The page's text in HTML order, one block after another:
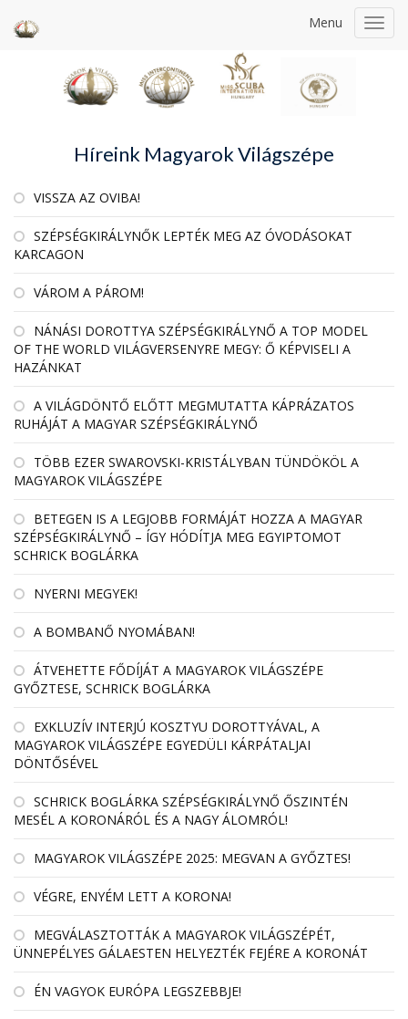
Menu
Híreink Magyarok Világszépe
VISSZA AZ OVIBA!
SZÉPSÉGKIRÁLYNŐK LEPTÉK MEG AZ ÓVODÁSOKAT
KARCAGON
VÁROM A PÁROM!
NÁNÁSI DOROTTYA SZÉPSÉGKIRÁLYNŐ A TOP MODEL
OF THE WORLD VILÁGVERSENYRE MEGY: Ő KÉPVISELI A
HAZÁNKAT
A VILÁGDÖNTŐ ELŐTT MEGMUTATTA KÁPRÁZATOS
RUHÁJÁT A MAGYAR SZÉPSÉGKIRÁLYNŐ
TÖBB EZER SWAROVSKI-KRISTÁLYBAN TÜNDÖKÖL A
MAGYAROK VILÁGSZÉPE
BETEGEN IS A LEGJOBB FORMÁJÁT HOZZA A MAGYAR
SZÉPSÉGKIRÁLYNŐ – ÍGY HÓDÍTJA MEG EGYIPTOMOT
SCHRICK BOGLÁRKA
NYERNI MEGYEK!
A BOMBANŐ NYOMÁBAN!
ÁTVEHETTE FŐDÍJÁT A MAGYAROK VILÁGSZÉPE
GYŐZTESE, SCHRICK BOGLÁRKA
EXKLUZÍV INTERJÚ KOSZTYU DOROTTYÁVAL, A
MAGYAROK VILÁGSZÉPE EGYEDÜLI KÁRPÁTALJAI
DÖNTŐSÉVEL
SCHRICK BOGLÁRKA SZÉPSÉGKIRÁLYNŐ ŐSZINTÉN
MESÉL A KORONÁRÓL ÉS A NAGY ÁLOMRÓL!
MAGYAROK VILÁGSZÉPE 2025: MEGVAN A GYŐZTES!
VÉGRE, ENYÉM LETT A KORONA!
MEGVÁLASZTOTTÁK A MAGYAROK VILÁGSZÉPÉT,
ÜNNEPÉLYES GÁLAESTEN HELYEZTÉK FEJÉRE A KORONÁT
ÉN VAGYOK EURÓPA LEGSZEBBJE!